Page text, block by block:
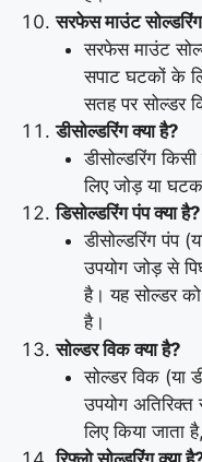
सरफेस माउंट
सरफेस माउंट
सपाट घटकों के
सतह पर सोल्डर
डीसोल्डरिंग क्या है?
डीसोल्डरिंग
लिए जोड़ या
डिसोल्डरिंग पंप क्या है?
डीसोल्डरिंग पंप
उपयोग जोड़ से
है। यह सोल्डर
है।
सोल्डर विक क्या है?
सोल्डर विक (या
उपयोग
लिए किया जाता